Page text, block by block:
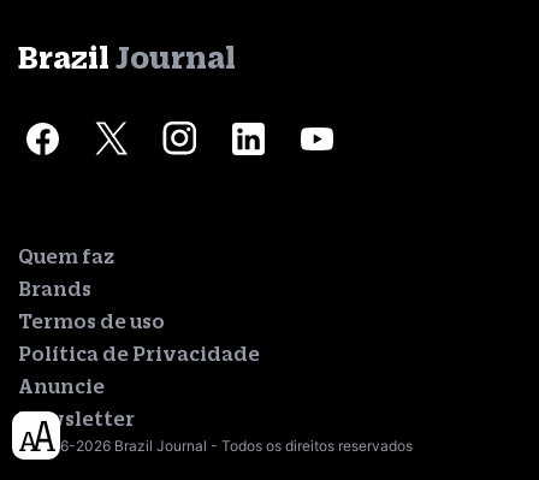
Brazil Journal
Quem faz
Brands
Termos de uso
Política de Privacidade
Anuncie
Newsletter
© 2016-2026 Brazil Journal - Todos os direitos reservados